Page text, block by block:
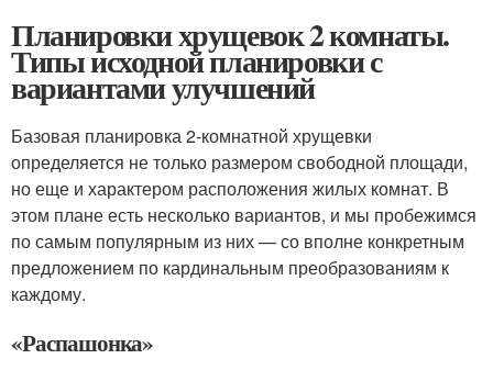
Планировки хрущевок 2 комнаты.
Типы исходной планировки с
вариантами улучшений
Базовая планировка 2-комнатной хрущевки
определяется не только размером свободной площади,
но еще и характером расположения жилых комнат. В
этом плане есть несколько вариантов, и мы пробежимся
по самым популярным из них — со вполне конкретным
предложением по кардинальным преобразованиям к
каждому.
«Распашонка»